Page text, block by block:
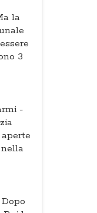
la
3
-
Dopo